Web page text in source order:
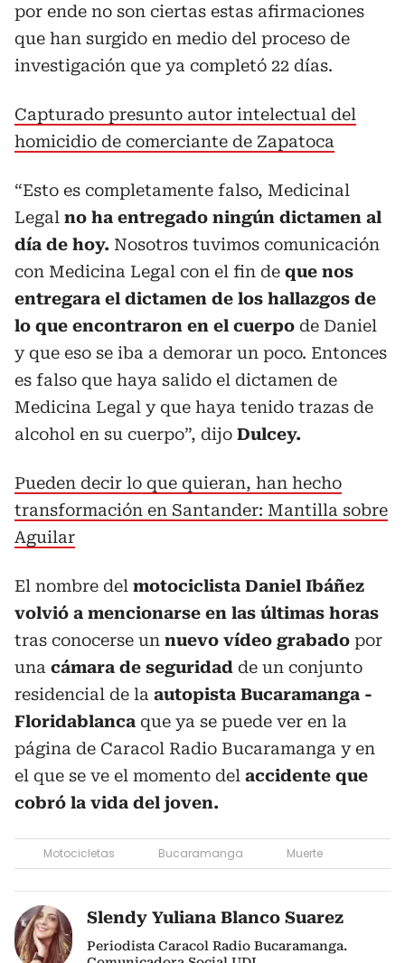
por ende no son ciertas estas afirmaciones
que han surgido en medio del proceso de
investigación que ya completó 22 días.
Capturado presunto autor intelectual del
homicidio de comerciante de Zapatoca
“Esto es completamente falso, Medicinal
Legal no ha entregado ningún dictamen al
día de hoy. Nosotros tuvimos comunicación
con Medicina Legal con el fin de que nos
entregara el dictamen de los hallazgos de
lo que encontraron en el cuerpo de Daniel
y que eso se iba a demorar un poco. Entonces
es falso que haya salido el dictamen de
Medicina Legal y que haya tenido trazas de
alcohol en su cuerpo”, dijo Dulcey.
Pueden decir lo que quieran, han hecho
transformación en Santander: Mantilla sobre
Aguilar
El nombre del motociclista Daniel Ibáñez
volvió a mencionarse en las últimas horas
tras conocerse un nuevo vídeo grabado por
una cámara de seguridad de un conjunto
residencial de la autopista Bucaramanga -
Floridablanca que ya se puede ver en la
página de Caracol Radio Bucaramanga y en
el que se ve el momento del accidente que
cobró la vida del joven.
Motocicletas Bucaramanga Muerte
Slendy Yuliana Blanco Suarez
Periodista Caracol Radio Bucaramanga.